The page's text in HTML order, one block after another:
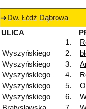
Dw. Łódź Dąbrowa
ULICA
1.
Wyszyńskiego
2.
Wyszyńskiego
3.
Wyszyńskiego
4.
Wyszyńskiego
5.
Wyszyńskiego
6.